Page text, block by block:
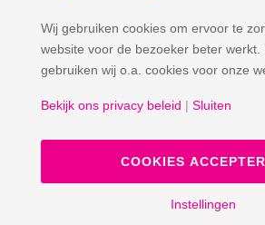
Sandra
Wij gebruiken cookies om ervoor te
website voor de bezoeker beter werkt.
gebruiken wij o.a. cookies voor onze
Bekijk ons privacy beleid | Sluiten
COOKIES
Instellingen